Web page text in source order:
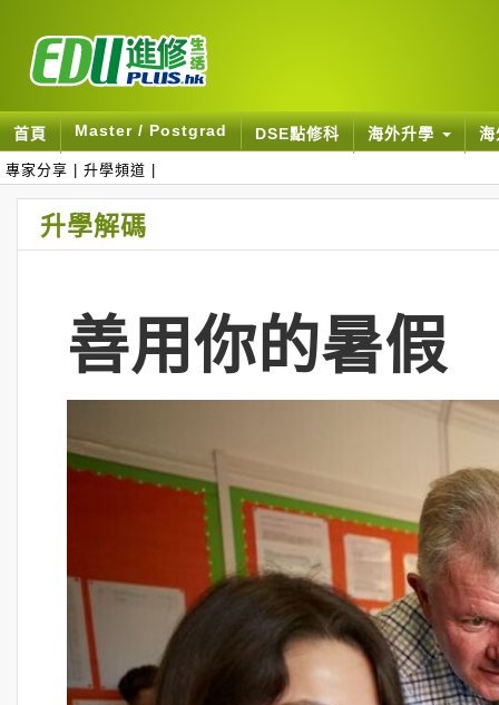
首頁 Master / Postgrad DSE點修科 海外升學
專家分享 升學頻道
升學解碼
善用你的暑假